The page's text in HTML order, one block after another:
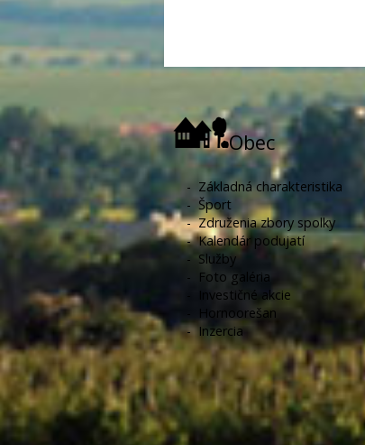
Obec
- Základná charakteristika
- Šport
-Združenia zbory spolky
-Kalendár podujatí
- Služby
- Foto galéria
-
Investičné akcie
Hornoorešan
-Inzercia